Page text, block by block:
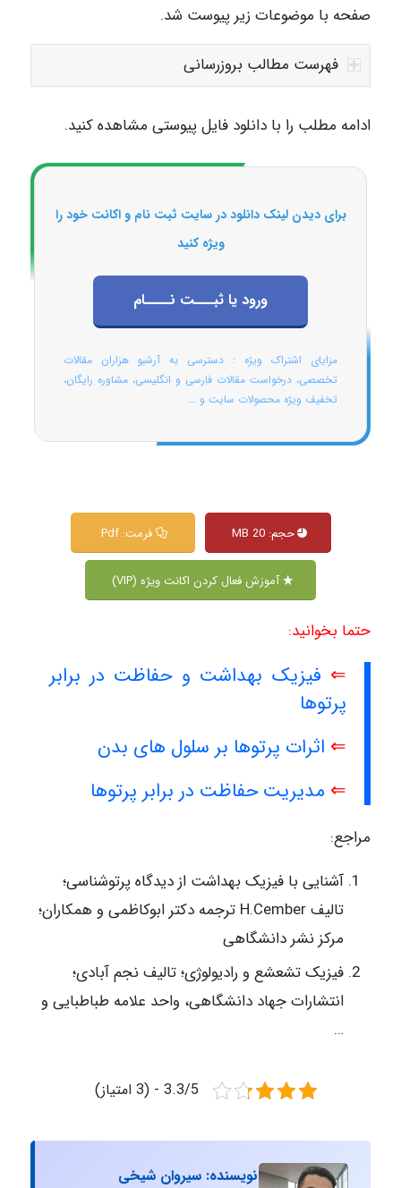
صفحه با موضوعات زیر پیوست شد.
فهرست مطالب بروزرسانی
ادامه مطلب را با دانلود فایل پیوستی مشاهده کنید.
برای دیدن لینک دانلود در سایت ثبت نام و اکانت خود را
ویژه کنید
ورود یا ثبـــت نــــام
مزایای اشتراک ویژه : دسترسی به آرشیو هزاران مقالات
تخصصی، درخواست مقالات فارسی و انگلیسی، مشاوره رایگان،
تخفیف ویژه محصولات سایت و ...
حجم: 20 MB فرمت: Pdf
آموزش فعال کردن اکانت ویژه (VIP)
حتما بخوانید:
⇐ فیزیک بهداشت و حفاظت در برابر
پرتوها
⇐ اثرات پرتوها بر سلول های بدن
⇐ مدیریت حفاظت در برابر پرتوها
مراجع:
آشنایی با فیزیک بهداشت از دیدگاه پرتوشناسی؛
تالیف H.Cember ترجمه دکتر ابوکاظمی و همکاران؛
مرکز نشر دانشگاهی
فیزیک تشعشع و رادیولوژی؛ تالیف نجم آبادی؛
انتشارات جهاد دانشگاهی، واحد علامه طباطبایی و
…
3.3/5 - (3 امتیاز)
نویسنده: سیروان شیخی